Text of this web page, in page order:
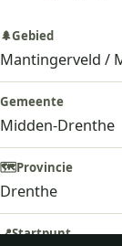
🌲Gebied
Mantingerveld /
Gemeente
Midden-Drenthe
🗺️Provincie
Drenthe
📍Startpunt